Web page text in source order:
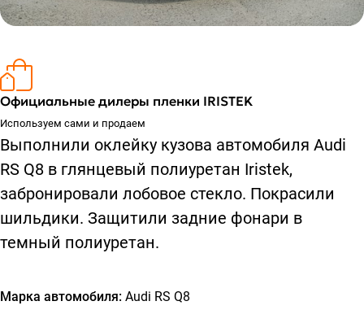
Официальные дилеры пленки IRISTEK
Используем сами и продаем
Выполнили оклейку кузова автомобиля Audi
RS Q8 в глянцевый полиуретан Iristek,
забронировали лобовое стекло. Покрасили
шильдики. Защитили задние фонари в
темный полиуретан.
Марка автомобиля: Audi RS Q8